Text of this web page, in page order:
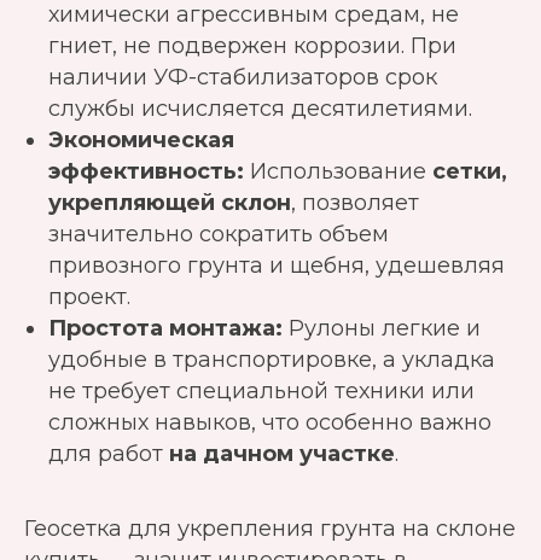
химически агрессивным средам, не
гниет, не подвержен коррозии. При
наличии УФ-стабилизаторов срок
службы исчисляется десятилетиями.
Экономическая
эффективность: Использование сетки,
укрепляющей склон, позволяет
значительно сократить объем
привозного грунта и щебня, удешевляя
проект.
Простота монтажа: Рулоны легкие и
удобные в транспортировке, а укладка
не требует специальной техники или
сложных навыков, что особенно важно
для работ на дачном участке.
Геосетка для укрепления грунта на склоне